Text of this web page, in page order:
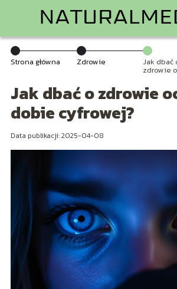
Strona główna Zdrowie Jak dbać
zdrowie
Jak dbać o zdrowie
dobie cyfrowej?
Data publikacji: 2025-04-08